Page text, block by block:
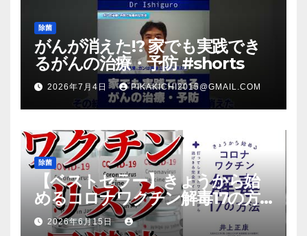
除菌
がんが消えた!? 家でも実践でき
るがんの治療・予防 #shorts
2026年7月4日 PIKAKICHI2015@GMAIL.COM
除菌
【ベストセラー】きょうから始
めるコロナワクチン解毒17の方
法【本要約】
2026年6月15日